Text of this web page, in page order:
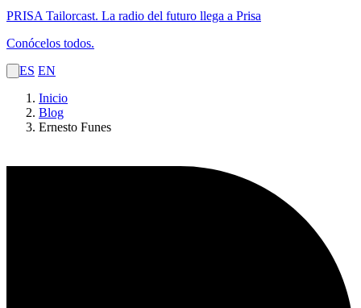
PRISA Tailorcast. La radio del futuro llega a Prisa
Conócelos todos.
ES EN
Inicio
Blog
Ernesto Funes